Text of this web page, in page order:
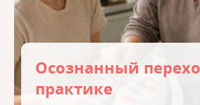
Осознанный
практике